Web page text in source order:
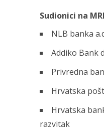
Sudionici na
NLB banka
Addiko Bank
Privredna
Hrvatska
Hrvatska
razvitak